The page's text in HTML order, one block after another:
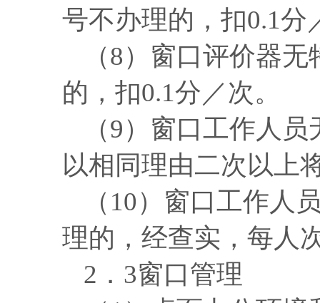
号不办理的，扣0.1分
（8）窗口评价器无
的，扣0.1分／次。
（9）窗口工作人员
以相同理由二次以上
（ 10）窗口工作人
理的，经查实，每人
2． 3窗口管理